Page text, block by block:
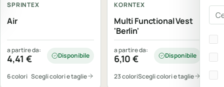
SPRINTEX
Air
a partire da:
4,41€ Disponibile
6 colori Scegli colori e taglie
KORNTEX
Multi Functional Vest
'Berlin'
a partire da:
6,10€ Disponibile
23 coloriScegli colori e taglie